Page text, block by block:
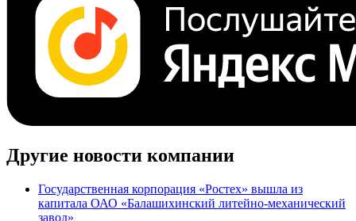
Cbonds.TV
Другие новости компании